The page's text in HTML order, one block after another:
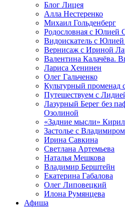
Блог Лицея
Алла Нестеренко
Михаил Гольденберг
Родословная с Юлией
Видоискатель с
Вернисаж с Ириной
Валентина Калачёва.
Лариса Хенинен
Олег Гальченко
Культурный променад
Путешествуем с
Лазурный Берег без
Озолиной
«Задние мысли»
Застолье с
Ирина Савкина
Светлана Артемьева
Наталья Мешкова
Владимир Берштейн
Екатерина Габалова
Олег Липовецкий
Илона Румянцева
Афиша